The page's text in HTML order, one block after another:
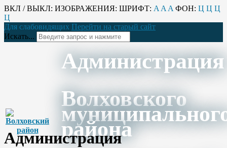
ВКЛ / ВЫКЛ: ИЗОБРАЖЕНИЯ: ШРИФТ: A A A ФОН: Ц Ц Ц
Ц
Для слабовидящих Перейти на старый сайт
Искать...
Администрация
Волховского
района
Администрация